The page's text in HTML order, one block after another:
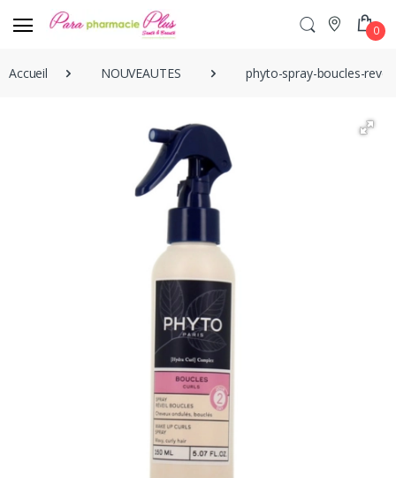
0
Accueil NOUVEAUTES phyto-spray-boucles-